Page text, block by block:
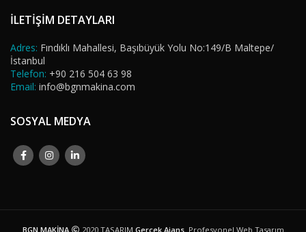
İLETİŞİM DETAYLARI
Adres: Fındıklı Mahallesi, Başıbüyük Yolu No:149/B Maltepe/
İstanbul
Telefon: +90 216 504 63 98
Email: info@bgnmakina.com
SOSYAL MEDYA
BGN MAKİNA 2020 TASARIM Gerçek Ajans. Profesyonel Web Tasarım